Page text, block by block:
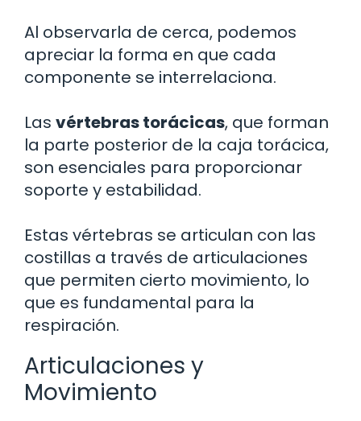
Al observarla de cerca, podemos
apreciar la forma en que cada
componente se interrelaciona.
Las vértebras torácicas, que forman
la parte posterior de la caja torácica,
son esenciales para proporcionar
soporte y estabilidad.
Estas vértebras se articulan con las
costillas a través de articulaciones
que permiten cierto movimiento, lo
que es fundamental para la
respiración.
Articulaciones y
Movimiento